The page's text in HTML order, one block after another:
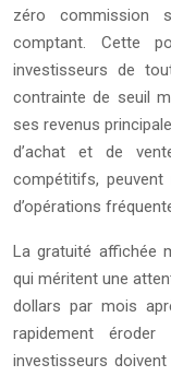
zéro commission
comptant. Cette
investisseurs de
contrainte de seuil
ses revenus
d’achat et de
compétitifs,
d’opérations
La gratuité affichée
qui méritent une
dollars par mois
rapidement
investisseurs